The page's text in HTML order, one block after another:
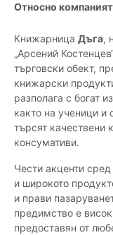
Относно
Книжарница Дъга,
„Арсений
търговски обект,
книжарски
разполага с богат
както на ученици и
търсят качествени
консумативи.
Чести акценти
и широкото
и прави
предимство е
предоставян от